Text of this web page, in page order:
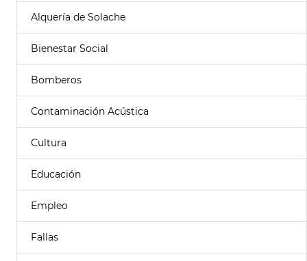
Alquería de Solache
Bienestar Social
Bomberos
Contaminación Acústica
Cultura
Educación
Empleo
Fallas